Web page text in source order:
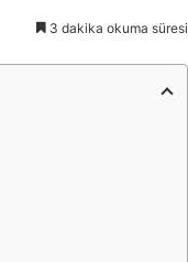
3 dakika okuma süresi